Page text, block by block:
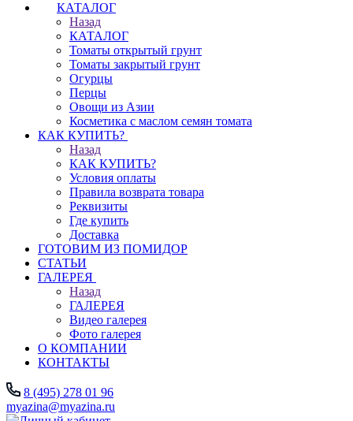
КАТАЛОГ
Назад
КАТАЛОГ
Томаты открытый грунт
Томаты закрытый грунт
Огурцы
Перцы
Овощи из Азии
Косметика с маслом семян томата
КАК КУПИТЬ?
Назад
КАК КУПИТЬ?
Условия оплаты
Правила возврата товара
Реквизиты
Где купить
Доставка
ГОТОВИМ ИЗ ПОМИДОР
СТАТЬИ
ГАЛЕРЕЯ
Назад
ГАЛЕРЕЯ
Видео галерея
Фото галерея
О КОМПАНИИ
КОНТАКТЫ
8 (495) 278 01 96
myazina@myazina.ru